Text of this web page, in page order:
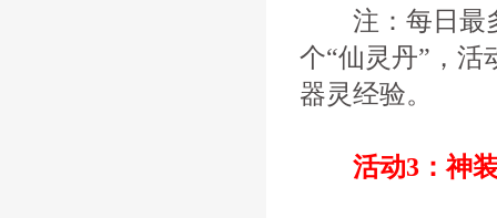
注：每日最多
个“仙灵丹”，活
器灵经验。
活动3：神装